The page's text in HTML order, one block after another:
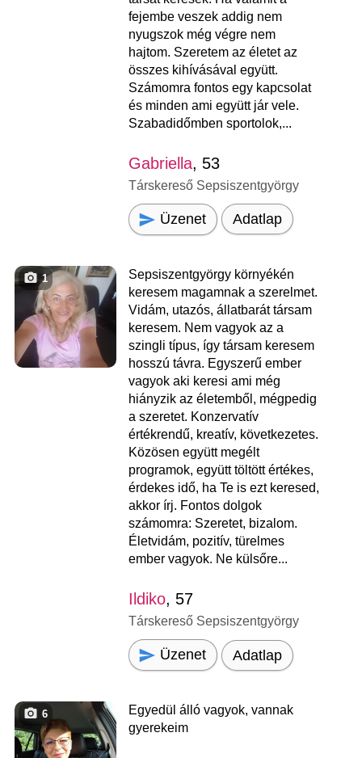
fejembe veszek addig nem
nyugszok még végre nem
hajtom. Szeretem az életet az
összes kihívásával együtt.
Számomra fontos egy kapcsolat
és minden ami együtt jár vele.
Szabadidőmben sportolok,...
Gabriella, 53
Társkereső Sepsiszentgyörgy
Üzenet Adatlap
1
Sepsiszentgyörgy környékén
keresem magamnak a szerelmet.
Vidám, utazós, állatbarát társam
keresem. Nem vagyok az a
szingli típus, így társam keresem
hosszú távra. Egyszerű ember
vagyok aki keresi ami még
hiányzik az életemből, mégpedig
a szeretet. Konzervatív
értékrendű, kreatív, következetes.
Közösen együtt megélt
programok, együtt töltött értékes,
érdekes idő, ha Te is ezt keresed,
akkor írj. Fontos dolgok
számomra: Szeretet, bizalom.
Életvidám, pozitív, türelmes
ember vagyok. Ne külsőre...
Ildiko, 57
Társkereső Sepsiszentgyörgy
Üzenet Adatlap
6
Egyedül álló vagyok, vannak
gyerekeim